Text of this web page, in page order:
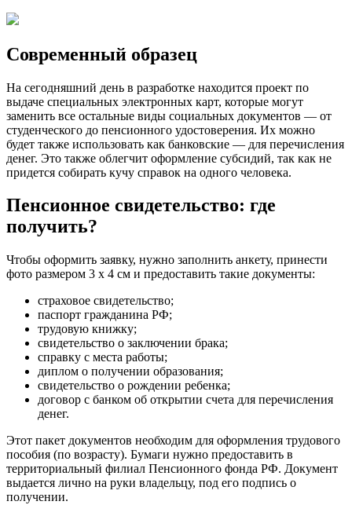
Современный образец
На сегодняшний день в разработке находится проект по
выдаче специальных электронных карт, которые могут
заменить все остальные виды социальных документов — от
студенческого до пенсионного удостоверения. Их можно
будет также использовать как банковские — для перечисления
денег. Это также облегчит оформление субсидий, так как не
придется собирать кучу справок на одного человека.
Пенсионное свидетельство: где
получить?
Чтобы оформить заявку, нужно заполнить анкету, принести
фото размером 3 х 4 см и предоставить такие документы:
страховое свидетельство;
паспорт гражданина РФ;
трудовую книжку;
свидетельство о заключении брака;
справку с места работы;
диплом о получении образования;
свидетельство о рождении ребенка;
договор с банком об открытии счета для перечисления
денег.
Этот пакет документов необходим для оформления трудового
пособия (по возрасту). Бумаги нужно предоставить в
территориальный филиал Пенсионного фонда РФ. Документ
выдается лично на руки владельцу, под его подпись о
получении.